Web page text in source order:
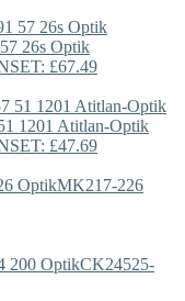
26s Optik
£67.49
1201 Atitlan-Optik
£47.69
MK217-226
CK24525-